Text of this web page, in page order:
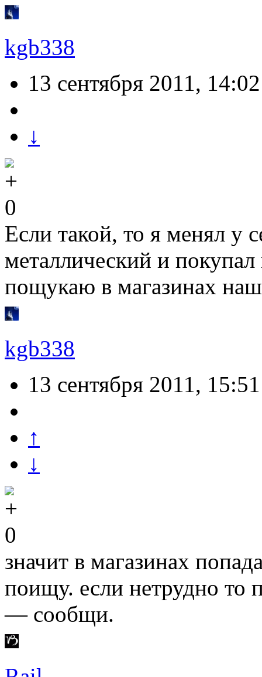
kgb338
13 сентября 2011, 14:02
↓
0
Если такой, то я менял у
металлический и
пощукаю в магазинах
kgb338
13 сентября 2011, 15:51
↑
↓
0
значит в магазинах
поищу. если нетрудно то
— сообщи.